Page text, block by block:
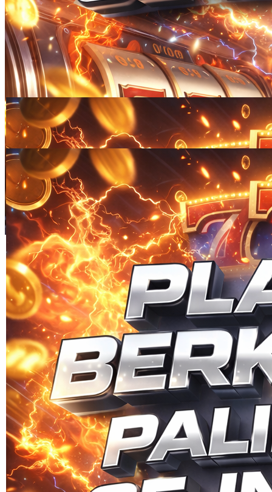
Skip to the beginning of the images gallery